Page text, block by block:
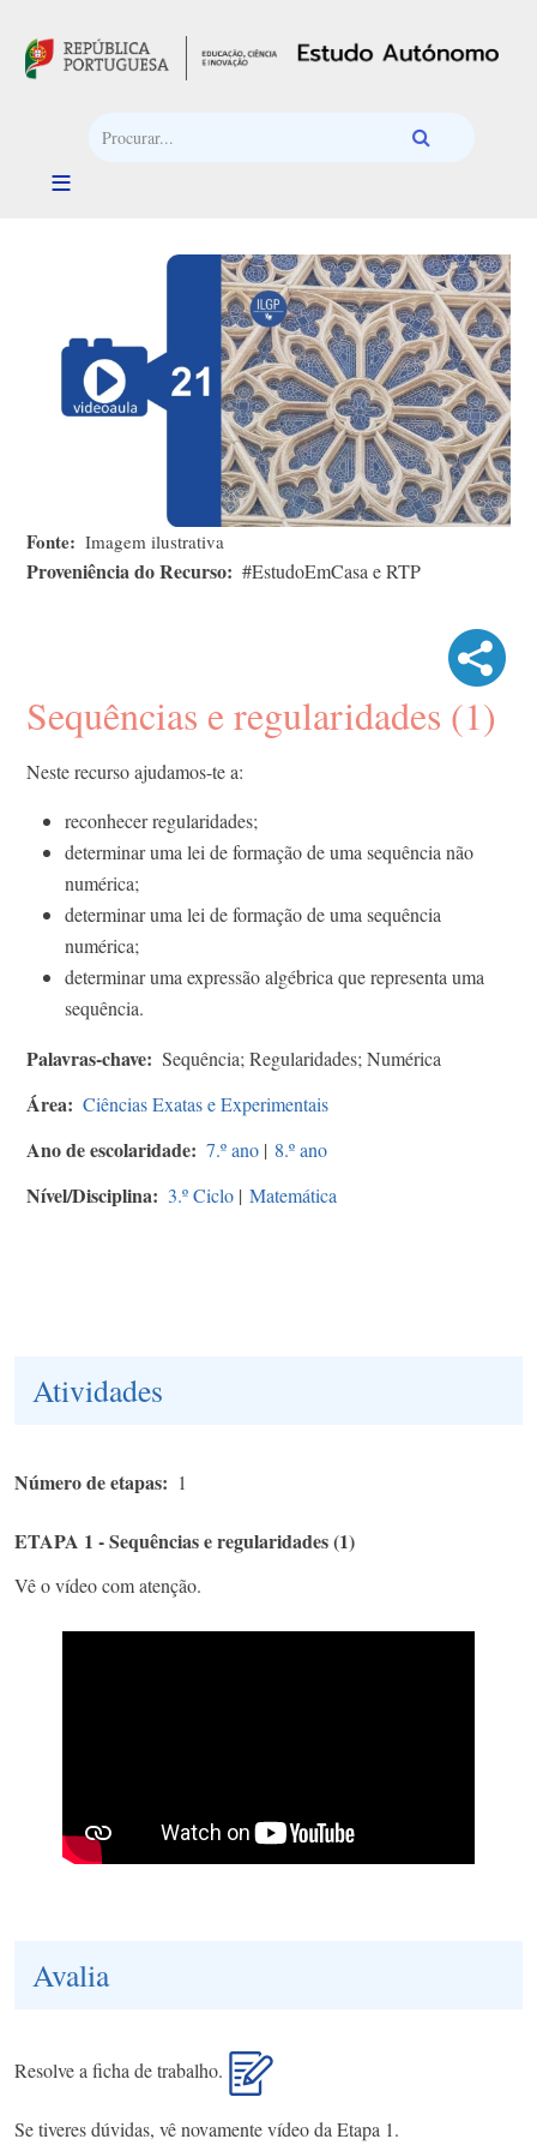
Fonte Imagem ilustrativa
Proveniência do Recurso #EstudoEmCasa e RTP
Sequências e regularidades (1)
Neste recurso ajudamos-te a:
reconhecer regularidades;
determinar uma lei de formação de uma sequência não
numérica;
determinar uma lei de formação de uma sequência
numérica;
determinar uma expressão algébrica que representa uma
sequência.
Palavras-chave Sequência; Regularidades; Numérica
Área Ciências Exatas e Experimentais
Ano de escolaridade 7.º ano | 8.º ano
Nível/Disciplina 3.º Ciclo | Matemática
Atividades
Número de etapas 1
ETAPA 1 - Sequências e regularidades (1)
Vê o vídeo com atenção.
Avalia
Resolve a ficha de trabalho.
Se tiveres dúvidas, vê novamente vídeo da Etapa 1.